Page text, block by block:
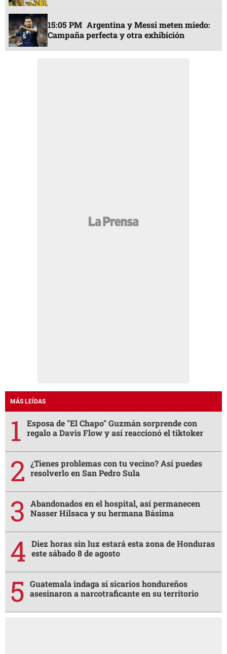
15:05 PM Argentina y Messi meten miedo:
Campaña perfecta y otra exhibición
MÁS LEÍDAS
Esposa de "El Chapo" Guzmán sorprende con
regalo a Davis Flow y así reaccionó el tiktoker
¿Tienes problemas con tu vecino? Así puedes
resolverlo en San Pedro Sula
Abandonados en el hospital, así permanecen
Nasser Hilsaca y su hermana Básima
Diez horas sin luz estará esta zona de Honduras
este sábado 8 de agosto
Guatemala indaga si sicarios hondureños
asesinaron a narcotraficante en su territorio